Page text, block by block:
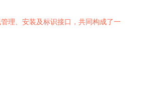
理、安装及标识接口，共同构成了一